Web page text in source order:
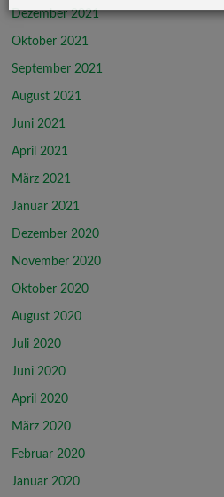
Dezember 2021
Oktober 2021
September 2021
August 2021
Juni 2021
April 2021
März 2021
Januar 2021
Dezember 2020
November 2020
Oktober 2020
August 2020
Juli 2020
Juni 2020
April 2020
März 2020
Februar 2020
Januar 2020